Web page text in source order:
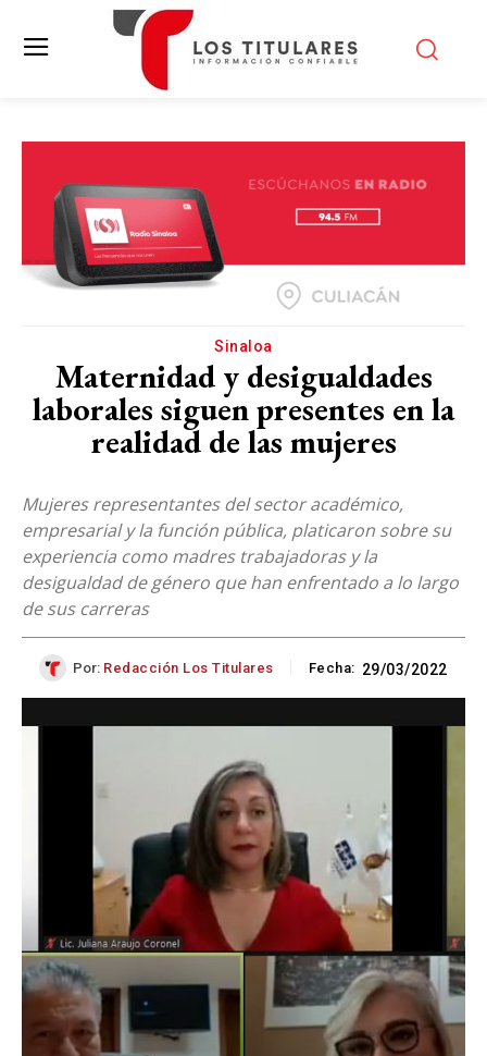
Sinaloa
Maternidad y desigualdades
laborales siguen presentes en la
realidad de las mujeres
Mujeres representantes del sector académico,
empresarial y la función pública, platicaron sobre su
experiencia como madres trabajadoras y la
desigualdad de género que han enfrentado a lo largo
de sus carreras
Por: Redacción Los Titulares Fecha: 29/03/2022